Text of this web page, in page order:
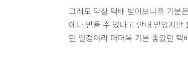
그래도 막상 택배 받아보니까 기분
에나 받을 수 있다고 안내 받았지
던 일정이라 더더욱 기분 좋았던 택